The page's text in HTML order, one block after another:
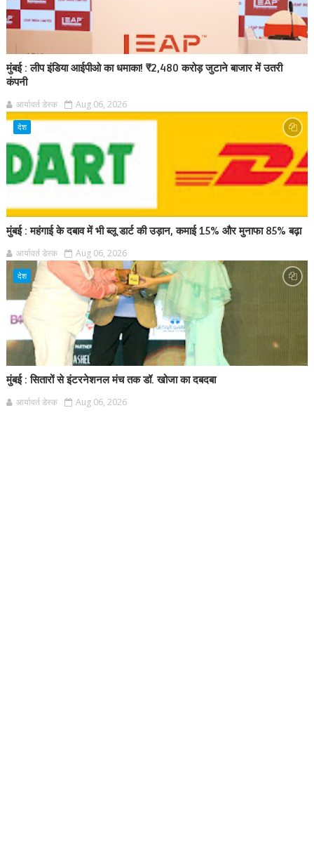
मुंबई : लीप इंडिया आईपीओ का धमाका! ₹2,480 करोड़ जुटाने बाजार में उतरी
कंपनी
आर्यावर्त डेस्क Aug 06, 2026
देश
मुंबई : महंगाई के दबाव में भी ब्लू डार्ट की उड़ान, कमाई 15% और मुनाफा 85% बढ़ा
आर्यावर्त डेस्क Aug 06, 2026
देश
मुंबई : सितारों से इंटरनेशनल मंच तक डॉ. खोजा का दबदबा
आर्यावर्त डेस्क Aug 06, 2026